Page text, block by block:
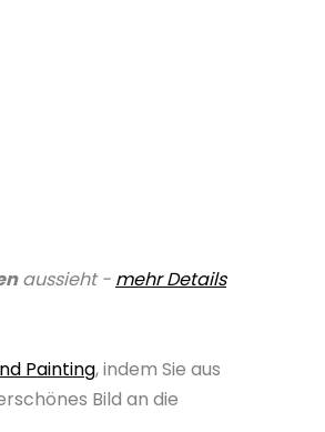
aussieht - mehr Details
Painting, indem Sie aus
Bild an die